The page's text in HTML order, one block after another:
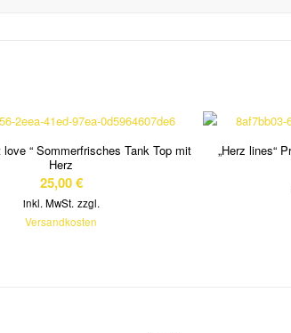
love “ Sommerfrisches Tank Top mit
Herz
25,00€
inkl. MwSt. zzgl.
Versandkosten
„Herz lines“